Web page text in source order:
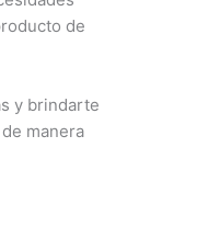
de
y brindarte
manera